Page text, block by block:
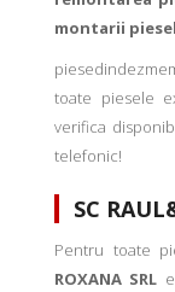
montarii
toate piesele
verifica
telefonic!
SC
Pentru toate
ROXANA SRL